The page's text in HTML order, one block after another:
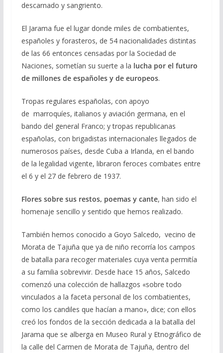
descarnado y sangriento.
El Jarama fue el lugar donde miles de combatientes,
españoles y forasteros, de 54 nacionalidades distintas
de las 66 entonces censadas por la Sociedad de
Naciones, sometían su suerte a la lucha por el futuro
de millones de españoles y de europeos.
Tropas regulares españolas, con apoyo
de marroquíes, italianos y aviación germana, en el
bando del general Franco; y tropas republicanas
españolas, con brigadistas internacionales llegados de
numerosos países, desde Cuba a Irlanda, en el bando
de la legalidad vigente, libraron feroces combates entre
el 6 y el 27 de febrero de 1937.
Flores sobre sus restos, poemas y cante, han sido el
homenaje sencillo y sentido que hemos realizado.
También hemos conocido a Goyo Salcedo, vecino de
Morata de Tajuña que ya de niño recorría los campos
de batalla para recoger materiales cuya venta permitía
a su familia sobrevivir. Desde hace 15 años, Salcedo
comenzó una colección de hallazgos «sobre todo
vinculados a la faceta personal de los combatientes,
como los candiles que hacían a mano», dice; con ellos
creó los fondos de la sección dedicada a la batalla del
Jarama que se alberga en Museo Rural y Etnográfico de
la calle del Carmen de Morata de Tajuña, dentro del